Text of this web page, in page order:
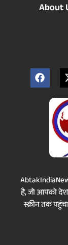
About
है, जो आपको
स्क्रीन तक